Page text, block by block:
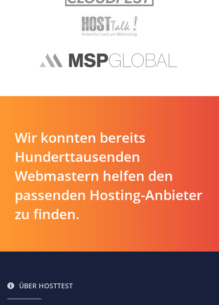
Wir konnten bereits
Hunderttausenden
Webmastern helfen den
passenden Hosting-Anbieter
zu finden.
ÜBER HOSTTEST